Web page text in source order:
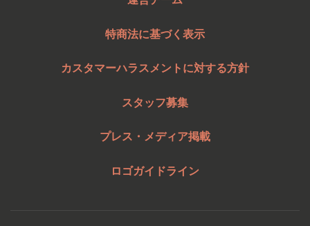
特商法に基づく表示
カスタマーハラスメントに対する方針
スタッフ募集
プレス・メディア掲載
ロゴガイドライン